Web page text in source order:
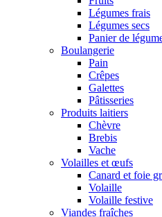
Légumes frais
Légumes secs
Panier de
Boulangerie
Pain
Crêpes
Galettes
Pâtisseries
Produits laitiers
Chèvre
Brebis
Vache
Volailles et œufs
Canard et foie
Volaille
Volaille festive
Viandes fraîches